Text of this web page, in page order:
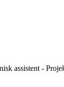
assistent -